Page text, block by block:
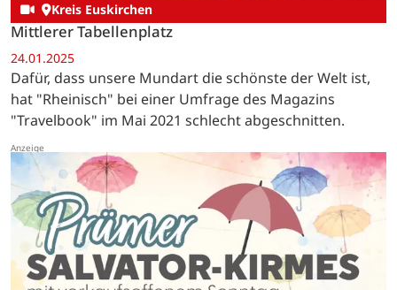
Kreis Euskirchen
Mittlerer Tabellenplatz
24.01.2025
Dafür, dass unsere Mundart die schönste der Welt ist,
hat "Rheinisch" bei einer Umfrage des Magazins
"Travelbook" im Mai 2021 schlecht abgeschnitten.